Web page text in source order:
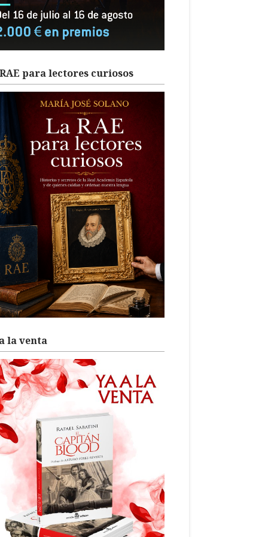
para lectores curiosos
la venta